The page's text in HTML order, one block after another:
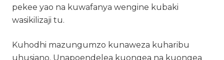
pekee yao na kuwafanya wengine kubaki
wasikilizaji tu.
Kuhodhi mazungumzo kunaweza kuharibu
uhusiano. Unapoendelea kuongea na kuongea